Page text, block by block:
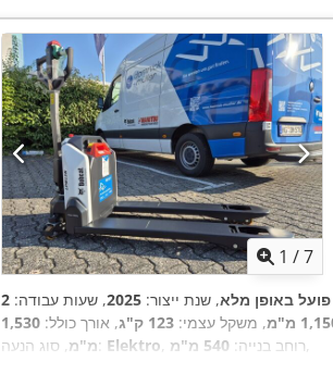
1 /7
פועל באופן מלא, שנת ייצור: 2025, שעות עבודה:
מ"מ , משקל עצמי: 123 ק"ג , אורך כולל: 1,530
מ"מ, סוג הנעה: Elektro , רוחב בנייה: 540 מ"מ ,